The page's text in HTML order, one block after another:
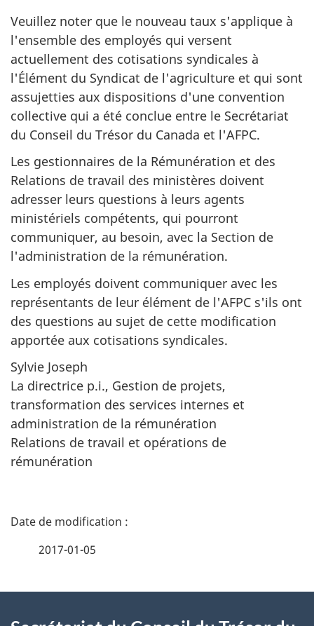
Veuillez noter que le nouveau taux s'applique à
l'ensemble des employés qui versent
actuellement des cotisations syndicales à
l'Élément du Syndicat de l'agriculture et qui sont
assujetties aux dispositions d'une convention
collective qui a été conclue entre le Secrétariat
du Conseil du Trésor du Canada et l'AFPC.
Les gestionnaires de la Rémunération et des
Relations de travail des ministères doivent
adresser leurs questions à leurs agents
ministériels compétents, qui pourront
communiquer, au besoin, avec la Section de
l'administration de la rémunération.
Les employés doivent communiquer avec les
représentants de leur élément de l'AFPC s'ils ont
des questions au sujet de cette modification
apportée aux cotisations syndicales.
Sylvie Joseph
La directrice p.i., Gestion de projets,
transformation des services internes et
administration de la rémunération
Relations de travail et opérations de
rémunération
D
2017-01-05